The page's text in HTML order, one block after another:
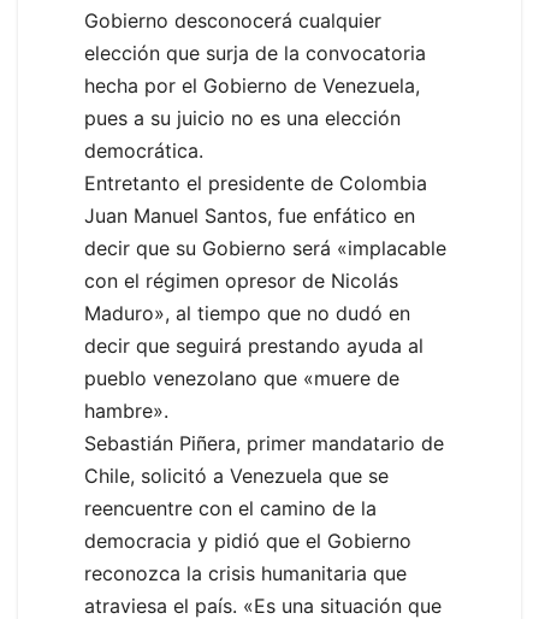
Gobierno desconocerá cualquier
elección que surja de la convocatoria
hecha por el Gobierno de Venezuela,
pues a su juicio no es una elección
democrática.
Entretanto el presidente de Colombia
Juan Manuel Santos, fue enfático en
decir que su Gobierno será «implacable
con el régimen opresor de Nicolás
Maduro», al tiempo que no dudó en
decir que seguirá prestando ayuda al
pueblo venezolano que «muere de
hambre».
Sebastián Piñera, primer mandatario de
Chile, solicitó a Venezuela que se
reencuentre con el camino de la
democracia y pidió que el Gobierno
reconozca la crisis humanitaria que
atraviesa el país. «Es una situación que